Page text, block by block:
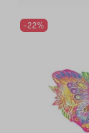
-22%